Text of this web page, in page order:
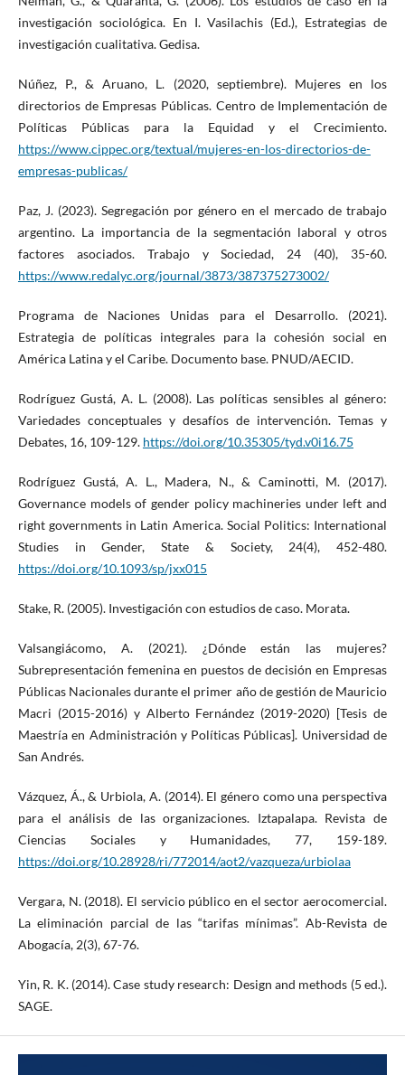
investigación sociológica. En I. Vasilachis (Ed.), Estrategias de
investigación cualitativa. Gedisa.
Núñez, P., & Aruano, L. (2020, septiembre). Mujeres en los
directorios de Empresas Públicas. Centro de Implementación de
Políticas Públicas para la Equidad y el Crecimiento.
https://www.cippec.org/textual/mujeres-en-los-directorios-de-
empresas-publicas/
Paz, J. (2023). Segregación por género en el mercado de trabajo
argentino. La importancia de la segmentación laboral y otros
factores asociados. Trabajo y Sociedad, 24 (40), 35-60.
https://www.redalyc.org/journal/3873/387375273002/
Programa de Naciones Unidas para el Desarrollo. (2021).
Estrategia de políticas integrales para la cohesión social en
América Latina y el Caribe. Documento base. PNUD/AECID.
Rodríguez Gustá, A. L. (2008). Las políticas sensibles al género:
Variedades conceptuales y desafíos de intervención. Temas y
Debates, 16, 109-129. https://doi.org/10.35305/tyd.v0i16.75
Rodríguez Gustá, A. L., Madera, N., & Caminotti, M. (2017).
Governance models of gender policy machineries under left and
right governments in Latin America. Social Politics: International
Studies in Gender, State & Society, 24(4), 452-480.
https://doi.org/10.1093/sp/jxx015
Stake, R. (2005). Investigación con estudios de caso. Morata.
Valsangiácomo, A. (2021). ¿Dónde están las mujeres?
Subrepresentación femenina en puestos de decisión en Empresas
Públicas Nacionales durante el primer año de gestión de Mauricio
Macri (2015-2016) y Alberto Fernández (2019-2020) [Tesis de
Maestría en Administración y Políticas Públicas]. Universidad de
San Andrés.
Vázquez, Á., & Urbiola, A. (2014). El género como una perspectiva
para el análisis de las organizaciones. Iztapalapa. Revista de
Ciencias Sociales y Humanidades, 77, 159-189.
https://doi.org/10.28928/ri/772014/aot2/vazqueza/urbiolaa
Vergara, N. (2018). El servicio público en el sector aerocomercial.
La eliminación parcial de las “tarifas mínimas”. Ab-Revista de
Abogacía, 2(3), 67-76.
Yin, R. K. (2014). Case study research: Design and methods (5 ed.).
SAGE.